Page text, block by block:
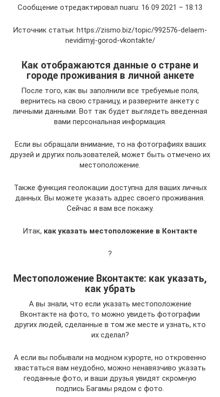
Сообщение отредактировал nuaru: 16 09 2021 – 18:13
Источник статьи: https://zismo.biz/topic/992576-delaem-
nevidimyj-gorod-vkontakte/
Как отображаются данные о стране и
городе проживания в личной анкете
После того, как вы заполнили все требуемые поля,
вернитесь на свою страницу, и разверните анкету с
личными данными. Вот так будет выглядеть введенная
вами персональная информация.
Если вы обращали внимание, то на фотографиях ваших
друзей и других пользователей, может быть отмечено их
местоположение.
Также функция геолокации доступна для ваших личных
данных. Вы можете указать адрес своего проживания.
Сейчас я вам все покажу.
Итак, как указать местоположение в Контакте
?
Местоположение Вконтакте: как указать,
как убрать
А вы знали, что если указать местоположение
Вконтакте на фото, то можно увидеть фотографии
других людей, сделанные в том же месте и узнать, кто
их сделал?
А если вы побывали на модном курорте, но откровенно
хвастаться вам неудобно, можно ненавязчиво указать
геоданные фото, и ваши друзья увидят скромную
подпись Багамы рядом с фото.